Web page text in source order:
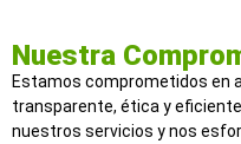
Nuestra
Estamos comprometidos en
transparente, ética y
nuestros servicios y nos